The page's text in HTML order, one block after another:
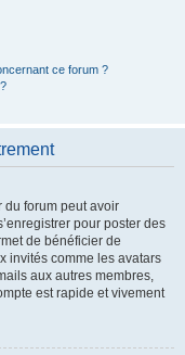
ce forum ?
du forum peut avoir
pour poster des
de bénéficier de
invités comme les avatars
aux autres membres,
est rapide et vivement